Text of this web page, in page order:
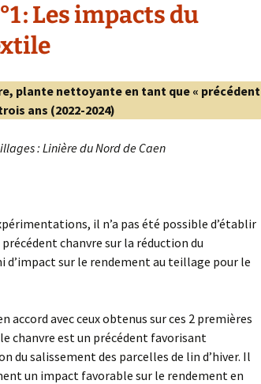
: Les impacts du
plante nettoyante en tant que « précédent
ans (2022-2024)
: Linière du Nord de Caen
il n’a pas été possible d’établir
chanvre sur la réduction du
d’impact sur le rendement au teillage pour le
accord avec ceux obtenus sur ces 2 premières
chanvre est un précédent favorisant
du salissement des parcelles de lin d’hiver. Il
un impact favorable sur le rendement en